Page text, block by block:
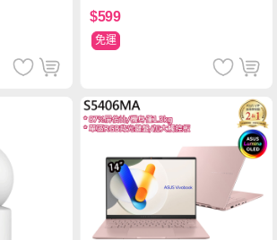
$599
免運